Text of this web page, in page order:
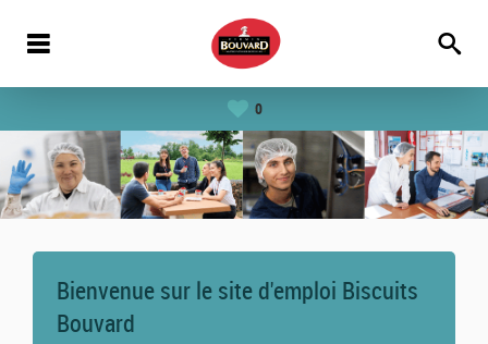
0
Bienvenue sur le site d'emploi Biscuits
Bouvard